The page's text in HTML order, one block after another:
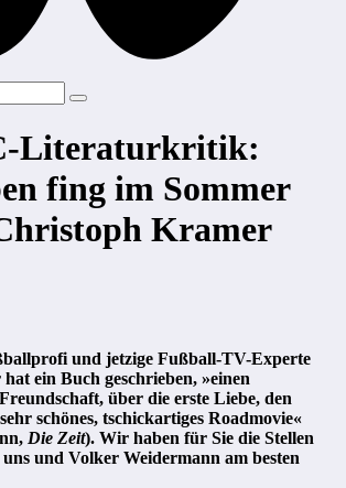
Literaturkritik:
fing im Sommer
Kramer
und jetzige Fußball-TV-Experte
ein Buch geschrieben, »einen
über die erste Liebe, den
schönes, tschickartiges Roadmovie«
Die Zeit). Wir haben für Sie die Stellen
uns und Volker Weidermann am besten